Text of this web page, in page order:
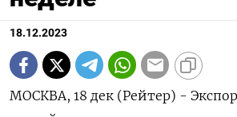
18.12.2023
МОСКВА, 18 дек (Рейтер) -